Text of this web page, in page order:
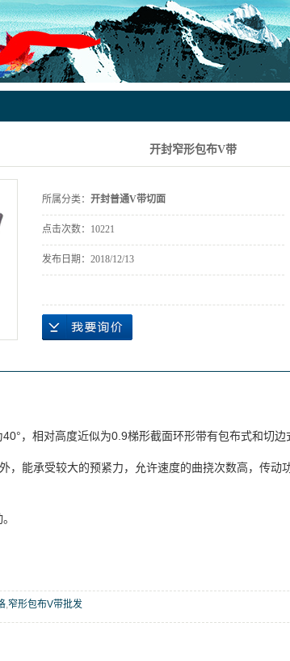
开封窄形包布V带
所属分类： 开封普通V带切面
点击次数： 10221
发布日期： 2018/12/13
，相对高度近似为0.9梯形截面环形带有包布式和切边
，能承受较大的预紧力，允许速度的曲挠次数高，传动
,窄形包布V带批发